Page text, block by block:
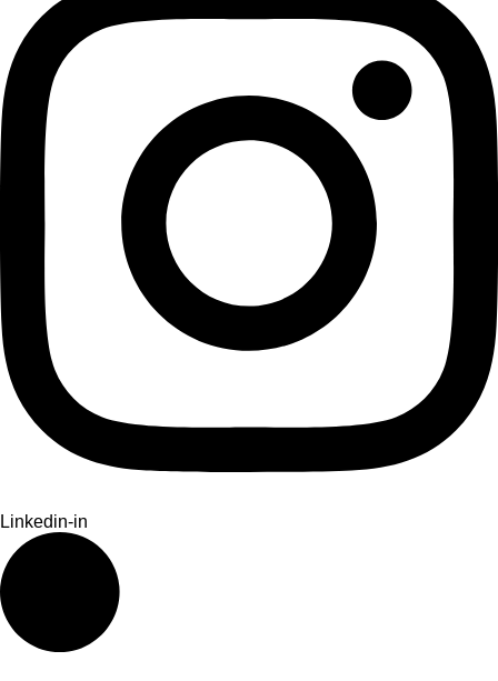
Linkedin-in